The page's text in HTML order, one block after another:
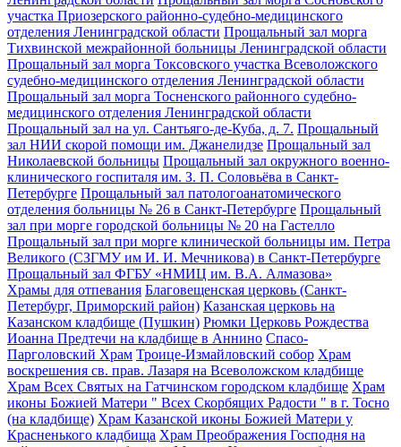
участка Приозерского районно-судебно-медицинского
отделения Ленинградской области Прощальный зал морга
Тихвинской межрайонной больницы Ленинградской области
Прощальный зал морга Токсовского участка Всеволожского
судебно-медицинского отделения Ленинградской области
Прощальный зал морга Тосненского районного судебно-
медицинского отделения Ленинградской области
Прощальный зал на ул. Сантьяго-де-Куба, д. 7. Прощальный
зал НИИ скорой помощи им. Джанелидзе Прощальный зал
Николаевской больницы Прощальный зал окружного военно-
клинического госпиталя им. З. П. Соловьёва в Санкт-
Петербурге Прощальный зал патологоанатомического
отделения больницы № 26 в Санкт-Петербурге Прощальный
зал при морге городской больницы № 20 на Гастелло
Прощальный зал при морге клинической больницы им. Петра
Великого (СЗГМУ им И. И. Мечникова) в Санкт-Петербурге
Прощальный зал ФГБУ «НМИЦ им. В.А. Алмазова»
Храмы для отпевания Благовещенская церковь (Санкт-
Петербург, Приморский район) Казанская церковь на
Казанском кладбище (Пушкин) Рюмки Церковь Рождества
Иоанна Предтечи на кладбище в Аннино Спасо-
Парголовский Храм Троице-Измайловский собор Храм
воскрешения св. прав. Лазаря на Всеволожском кладбище
Храм Всех Святых на Гатчинском городском кладбище Храм
иконы Божией Матери " Всех Скорбящих Радости " в г. Тосно
(на кладбище) Храм Казанской иконы Божией Матери у
Красненького кладбища Храм Преображения Господня на